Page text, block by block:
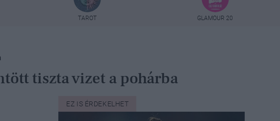
TAROT GLAMOUR 20
tiszta vizet a pohárba
EZ IS ÉRDEKELHET